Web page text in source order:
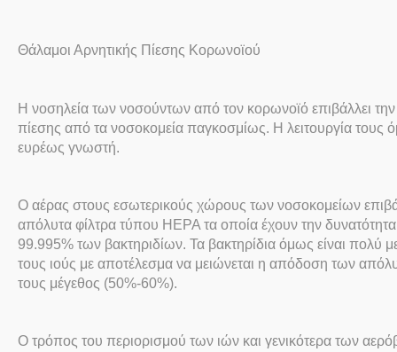
Θάλαμοι Αρνητικής Πίεσης Κορωνοϊού
Η νοσηλεία των νοσούντων από τον κορωνοϊό επιβάλλει
πίεσης από τα νοσοκομεία παγκοσμίως. Η λειτουργία τους
ευρέως γνωστή.
Ο αέρας στους εσωτερικούς χώρους των νοσοκομείων
απόλυτα φίλτρα τύπου ΗΕΡΑ τα οποία έχουν την
99.995% των βακτηριδίων. Τα βακτηρίδια όμως είναι πολύ
τους ιούς με αποτέλεσμα να μειώνεται η απόδοση των
τους μέγεθος (50%-60%).
Ο τρόπος του περιορισμού των ιών και γενικότερα των